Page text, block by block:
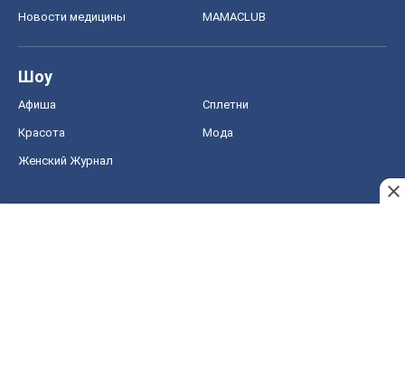
Новости медицины MAMACLUB
Шоу
Афиша Сплетни
Красота Мода
Женский Журнал